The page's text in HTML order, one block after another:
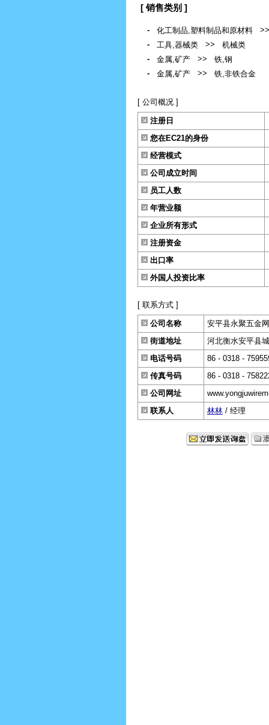
[ 销售类别 ]
- 化工制品,塑料制品和原材料
-
工具,器械类 >>
机械类
-
金属,矿产 >>
铁,钢
-
金属,矿产 >> 铁,非铁合金
[ 公司概况 ]
注册日
您在EC21的身份
经营模式
公司成立时间
员工人数
年营业额
企业所有形式
注册资金
出口率
外国人投资比率
[ 联系方式 ]
公司名称
安平县永聚五金
街道地址
河北衡水安平县
电话号码
86 - 0318 -
传真号码
86 - 0318 -
公司网址
联系人
林林 / 经理